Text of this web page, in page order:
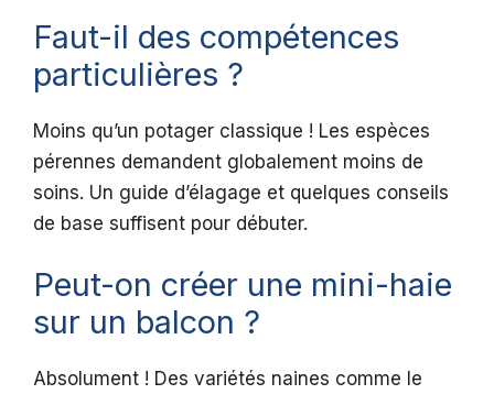
Faut-il des compétences
particulières ?
Moins qu’un potager classique ! Les espèces
pérennes demandent globalement moins de
soins. Un guide d’élagage et quelques conseils
de base suffisent pour débuter.
Peut-on créer une mini-haie
sur un balcon ?
Absolument ! Des variétés naines comme le